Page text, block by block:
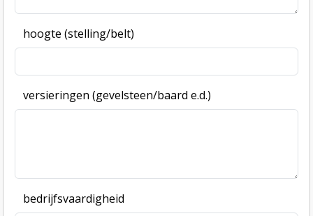
hoogte (stelling/belt)
versieringen (gevelsteen/baard e.d.)
bedrijfsvaardigheid